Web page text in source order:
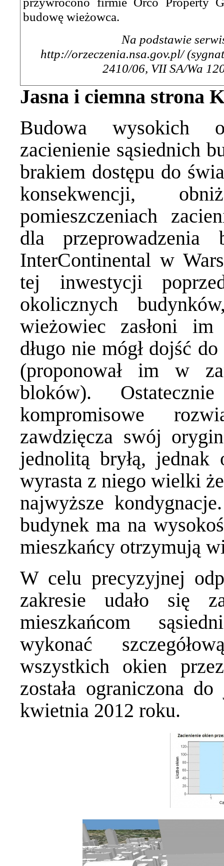
budowę wieżowca.
Na podstawie
http://orzeczenia.nsa.gov.pl/
2410/06, VII SA/Wa
Jasna i ciemna strona
Budowa wysokich
zacienienie sąsiednich
brakiem dostępu do
konsekwencji,
pomieszczeniach
dla
InterContinental w
tej inwestycji
okolicznych
wieżowiec zasłoni im
długo nie mógł dojść
(proponował im w
bloków).
kompromisowe
zawdzięcza swój
jednolitą bryłą, jednak
wyrasta z niego wielki
najwyższe
budynek ma na
mieszkańcy otrzymują
W celu precyzyjnej
zakresie udało się
mieszkańcom
wykonać
wszystkich okien
została ograniczona
kwietnia 2012 roku.